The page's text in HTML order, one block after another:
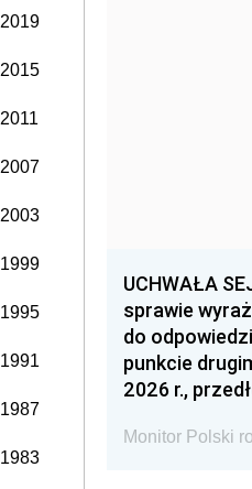
2019
2015
2011
2007
2003
1999
1995
1991
1987
1983
UCHWAŁA
sprawie
do
punkcie
2026 r.,
Monitor Polski